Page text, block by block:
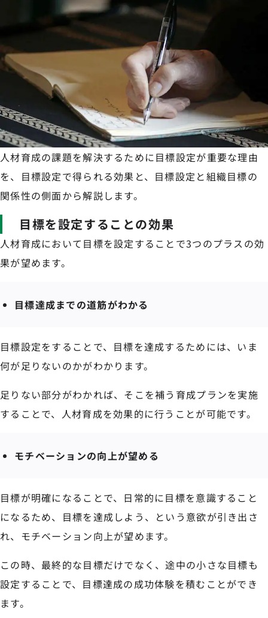
人材育成の課題を解決するために目標設定が重要な理由
を、目標設定で得られる効果と、目標設定と組織目標の
関係性の側面から解説します。
目標を設定することの効果
人材育成において目標を設定することで3つのプラスの効
果が望めます。
目標達成までの道筋がわかる
目標設定をすることで、目標を達成するためには、いま
何が足りないのかがわかります。
足りない部分がわかれば、そこを補う育成プランを実施
することで、人材育成を効果的に行うことが可能です。
モチベーションの向上が望める
目標が明確になることで、日常的に目標を意識すること
になるため、目標を達成しよう、という意欲が引き出さ
れ、モチベーション向上が望めます。
この時、最終的な目標だけでなく、途中の小さな目標も
設定することで、目標達成の成功体験を積むことができ
ます。